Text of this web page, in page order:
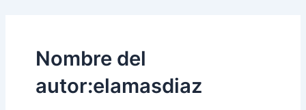
Nombre del
autor:elamasdiaz